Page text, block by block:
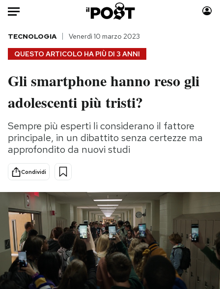
Auto
HOME
Italia
Politica
Tecnologia
Internet
Scienza
Cultura
Economia
Sport
Moda
Consumismi
Storie/Idee
Ok Boomer!
Media
Mondiali calcio 2026
PODCAST
NEWSLETTER
QUESTO ARTICOLO HA PIÙ DI 3 ANNI
TECNOLOGIA Venerdì 10 marzo 2023
Gli smartphone hanno reso gli
adolescenti più tristi?
Sempre più esperti li considerano il fattore
principale, in un dibattito senza certezze ma
approfondito da nuovi studi
Condividi